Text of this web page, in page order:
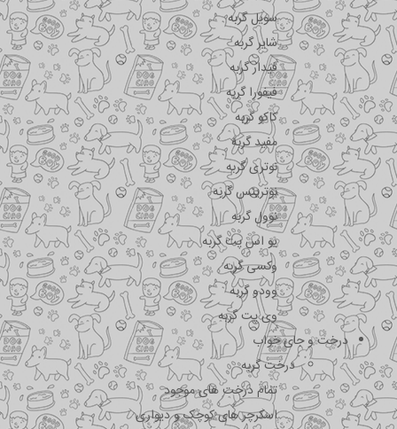
سویل گربه
شایر گربه
فیدار گربه
فیفورا گربه
کاکو گربه
مفید گربه
نوتری گربه
نوترینس گربه
نوول گربه
یو اس پت گربه
وکسی گربه
وودو گربه
وی پت گربه
درخت و جای خواب
درخت گربه
تمام درخت های موجود
اسکرچر های کوچک و دیواری